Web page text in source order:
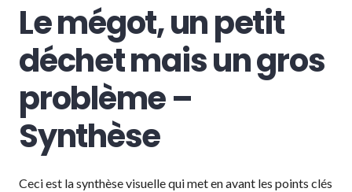
Le mégot, un petit
déchet mais un gros
problème –
Synthèse
Ceci est la synthèse visuelle qui met en avant les points clés